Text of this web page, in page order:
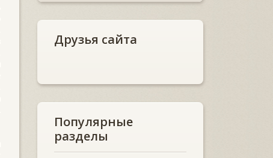
Друзья сайта
Популярные
разделы